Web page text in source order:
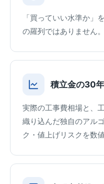
「買っていい水準か」
の羅列ではありません。
積立金の30
実際の工事費相場と、
織り込んだ独自のアル
ク・値上げリスクを数